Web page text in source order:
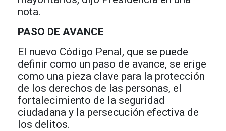
nota.
PASO DE AVANCE
El nuevo Código Penal, que se puede
definir como un paso de avance, se erige
como una pieza clave para la protección
de los derechos de las personas, el
fortalecimiento de la seguridad
ciudadana y la persecución efectiva de
los delitos.